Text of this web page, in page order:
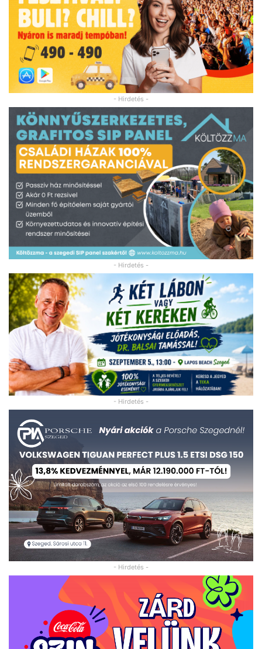
- Hirdetés -
- Hirdetés -
- Hirdetés -
- Hirdetés -